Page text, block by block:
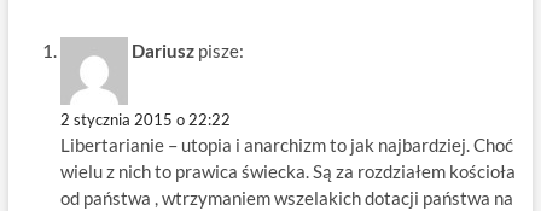
Dariusz pisze:
2 stycznia 2015 o 22:22
Libertarianie – utopia i anarchizm to jak najbardziej. Choć
wielu z nich to prawica świecka. Są za rozdziałem kościoła
od państwa , wtrzymaniem wszelakich dotacji państwa na